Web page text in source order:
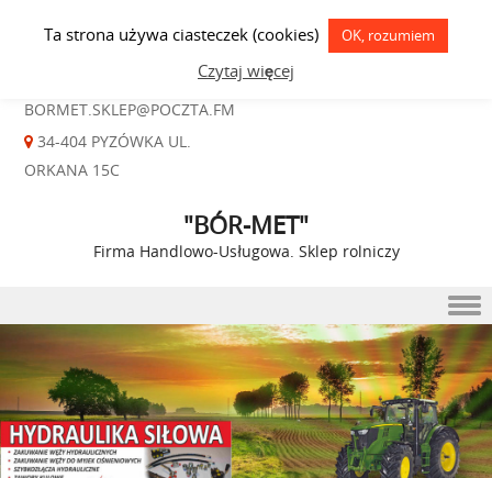
BORMET.SKLEP@POCZTA.FM
34-404 PYZÓWKA UL.
ORKANA 15C
"BÓR-MET"
Firma Handlowo-Usługowa. Sklep rolniczy
Skip to content
Ta strona używa ciasteczek (cookies) OK, rozumiem
Czytaj więcej